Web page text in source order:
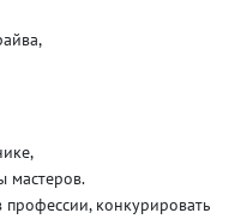
мастеров.
конкурировать